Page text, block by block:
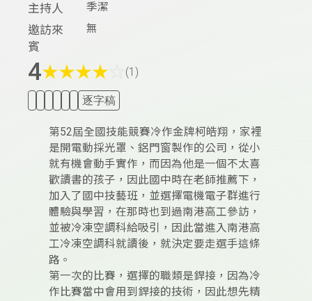
主持人 季潔
邀訪來
賓
無
4★★★★ (1)
逐字稿
第52屆全國技能競賽冷作金牌柯皓翔，家裡
是開電動採光罩、鋁門窗製作的公司，從小
就有機會動手實作，而因為他是一個不太喜
歡讀書的孩子，因此國中時在老師推薦下，
加入了國中技藝班，並選擇電機電子群進行
體驗與學習，在那時也到過南港高工參訪，
並被冷凍空調科給吸引，因此當進入南港高
工冷凍空調科就讀後，就決定要走選手這條
路。
第一次的比賽，選擇的職類是銲接，因為冷
作比賽當中會用到銲接的技術，因此想先精